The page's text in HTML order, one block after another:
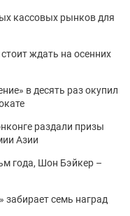
кассовых рынков для
ждать на осенних
в десять раз окупил
раздали призы
Азии
года, Шон Бэйкер –
забирает семь наград